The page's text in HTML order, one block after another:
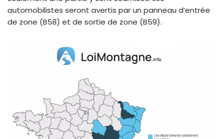
automobilistes seront avertis par un panneau d’entrée
de zone (B58) et de sortie de zone (B59).